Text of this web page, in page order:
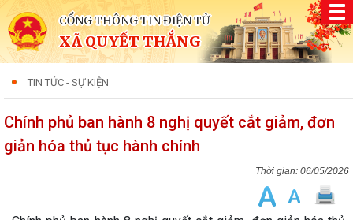
CỔNG THÔNG TIN ĐIỆN TỬ
XÃ QUYẾT THẮNG
TIN TỨC - SỰ KIỆN
Chính phủ ban hành 8 nghị quyết cắt giảm, đơn
giản hóa thủ tục hành chính
06/05/2026